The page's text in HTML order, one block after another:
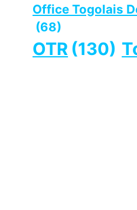
Office Togolais
(68)
OTR (130)